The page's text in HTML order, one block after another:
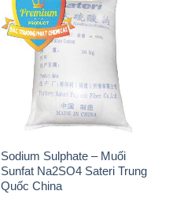
Sodium Sulphate – Muối
Sunfat Na2SO4 Sateri Trung
Quốc China